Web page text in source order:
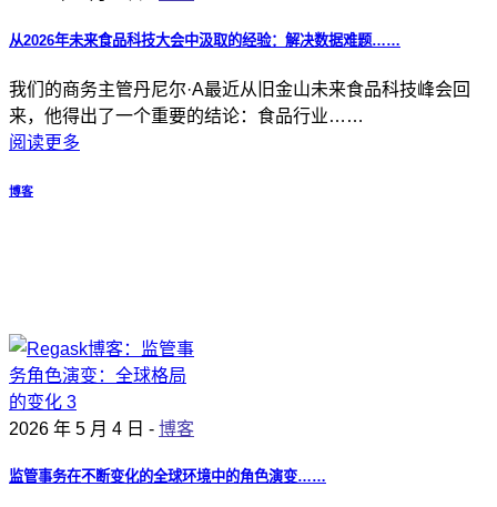
从2026年未来食品科技大会中汲取的经验：解决数据难题……
我们的商务主管丹尼尔·A最近从旧金山未来食品科技峰会回
来，他得出了一个重要的结论：食品行业……
阅读更多
博客
2026 年 5 月 4 日 - 博客
监管事务在不断变化的全球环境中的角色演变……